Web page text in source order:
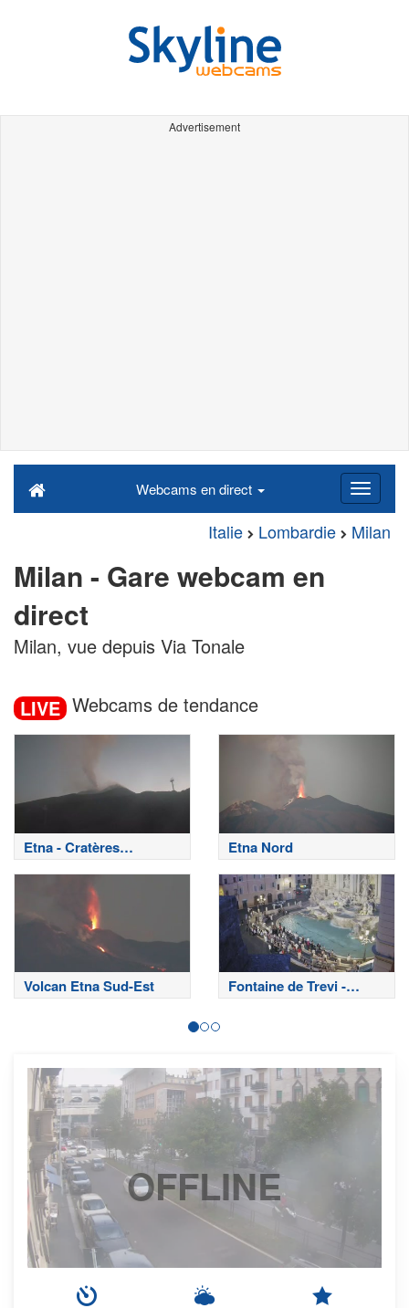
Advertisement
Webcams en direct
Italie Lombardie Milan
Milan - Gare webcam en
direct
Milan, vue depuis Via Tonale
LIVE Webcams de tendance
Etna - Cratères
sommitaux
Etna Nord
Volcan Etna Sud-Est
Fontaine de Trevi -
Rome
OFFLINE